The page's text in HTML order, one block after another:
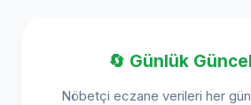
🔄 Günlük
Nöbetçi eczane verileri her